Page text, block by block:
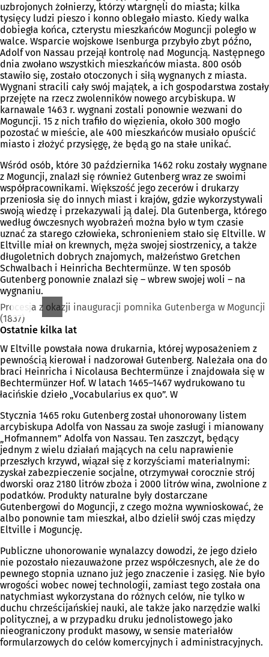
uzbrojonych żołnierzy, którzy wtargnęli do miasta; kilka
tysięcy ludzi pieszo i konno oblegało miasto. Kiedy walka
dobiegła końca, czterystu mieszkańców Moguncji poległo w
walce. Wsparcie wojskowe Isenburga przybyło zbyt późno,
Adolf von Nassau przejął kontrolę nad Moguncją. Następnego
dnia zwołano wszystkich mieszkańców miasta. 800 osób
stawiło się, zostało otoczonych i siłą wygnanych z miasta.
Wygnani stracili cały swój majątek, a ich gospodarstwa zostały
przejęte na rzecz zwolenników nowego arcybiskupa. W
karnawale 1463 r. wygnani zostali ponownie wezwani do
Moguncji. 15 z nich trafiło do więzienia, około 300 mogło
pozostać w mieście, ale 400 mieszkańców musiało opuścić
miasto i złożyć przysięgę, że będą go na stałe unikać.
Wśród osób, które 30 października 1462 roku zostały wygnane
z Moguncji, znalazł się również Gutenberg wraz ze swoimi
współpracownikami. Większość jego zecerów i drukarzy
przeniosła się do innych miast i krajów, gdzie wykorzystywali
swoją wiedzę i przekazywali ją dalej. Dla Gutenberga, którego
według ówczesnych wyobrażeń można było w tym czasie
uznać za starego człowieka, schronieniem stało się Eltville. W
Eltville miał on krewnych, męża swojej siostrzenicy, a także
długoletnich dobrych znajomych, małżeństwo Gretchen
Schwalbach i Heinricha Bechtermünze. W ten sposób
Gutenberg ponownie znalazł się – wbrew swojej woli – na
wygnaniu.
Procesja z okazji inauguracji pomnika Gutenberga w Moguncji
(1837)
Ostatnie kilka lat
W Eltville powstała nowa drukarnia, której wyposażeniem z
pewnością kierował i nadzorował Gutenberg. Należała ona do
braci Heinricha i Nicolausa Bechtermünze i znajdowała się w
Bechtermünzer Hof. W latach 1465–1467 wydrukowano tu
łacińskie dzieło „Vocabularius ex quo”. W
Stycznia 1465 roku Gutenberg został uhonorowany listem
arcybiskupa Adolfa von Nassau za swoje zasługi i mianowany
„Hofmannem” Adolfa von Nassau. Ten zaszczyt, będący
jednym z wielu działań mających na celu naprawienie
przeszłych krzywd, wiązał się z korzyściami materialnymi:
zyskał zabezpieczenie socjalne, otrzymywał corocznie strój
dworski oraz 2180 litrów zboża i 2000 litrów wina, zwolnione z
podatków. Produkty naturalne były dostarczane
Gutenbergowi do Moguncji, z czego można wywnioskować, że
albo ponownie tam mieszkał, albo dzielił swój czas między
Eltville i Moguncję.
Publiczne uhonorowanie wynalazcy dowodzi, że jego dzieło
nie pozostało niezauważone przez współczesnych, ale że do
pewnego stopnia uznano już jego znaczenie i zasięg. Nie było
wrogości wobec nowej technologii, zamiast tego została ona
natychmiast wykorzystana do różnych celów, nie tylko w
duchu chrześcijańskiej nauki, ale także jako narzędzie walki
politycznej, a w przypadku druku jednolistowego jako
nieograniczony produkt masowy, w sensie materiałów
formularzowych do celów komercyjnych i administracyjnych.